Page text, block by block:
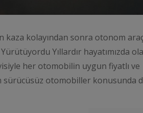
kaza kolayından sonra otonom
Yıllardır hayatımızda
her otomobilin uygun fiyatlı ve
sürücüsüz otomobiller konusunda